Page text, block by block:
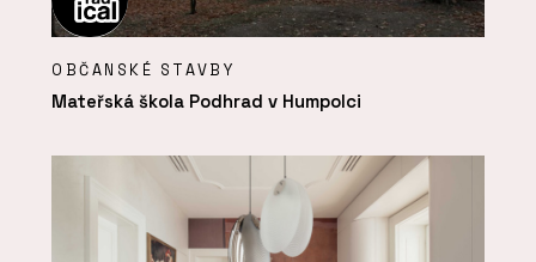
OBČANSKÉ STAVBY
Mateřská škola Podhrad v Humpolci